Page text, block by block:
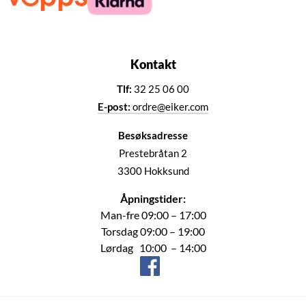
Kontakt
Tlf: 32 25 06 00
E-post: ordre@eiker.com
Besøksadresse
Prestebråtan 2
3300 Hokksund
Åpningstider:
Man-fre 09:00 – 17:00
Torsdag 09:00 – 19:00
Lørdag 10:00 – 14:00